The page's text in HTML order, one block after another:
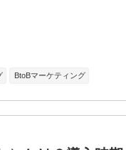
BtoBマーケティング